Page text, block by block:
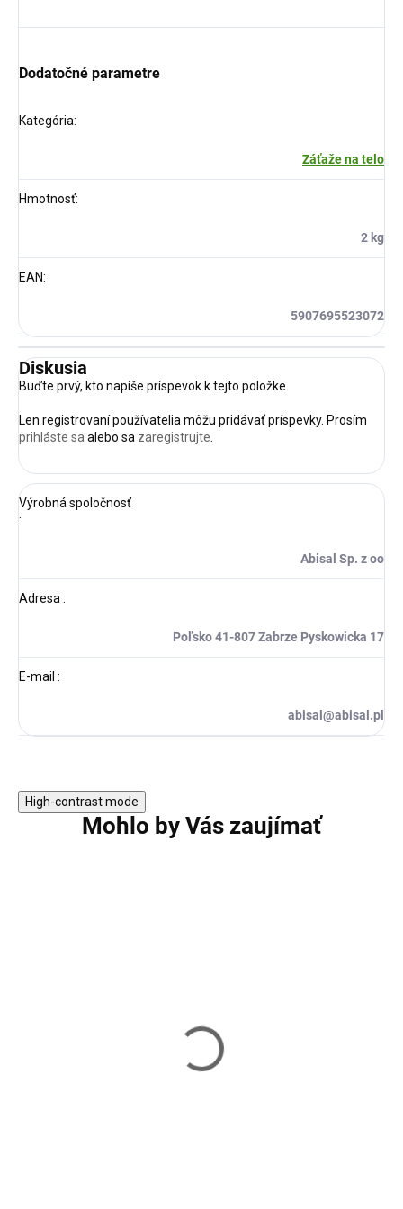
Dodatočné parametre
Kategória:
Záťaže na telo
Hmotnosť:
2 kg
EAN:
5907695523072
Diskusia
Buďte prvý, kto napíše príspevok k tejto položke.
Len registrovaní používatelia môžu pridávať príspevky. Prosím
prihláste sa alebo sa zaregistrujte
Výrobná spoločnosť
:
Abisal Sp. z oo
Adresa :
Poľsko 41-807 Zabrze Pyskowicka 17
E-mail :
abisal@abisal.pl
High-contrast mode
Mohlo by Vás zaujímať